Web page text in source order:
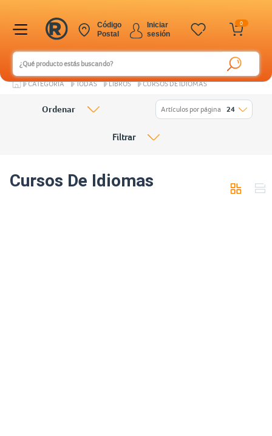
0
Iniciar
sesión
Código
Postal
CATEGORÍA TODAS LIBROS CURSOS DE IDIOMAS
Cursos De Idiomas
Ordenar Artículos por página 24
Filtrar